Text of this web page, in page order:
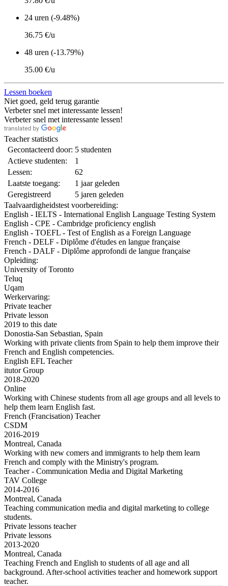
24 uren (-9.48%)
36.75 €/u
48 uren (-13.79%)
35.00 €/u
Lessen boeken
Niet goed, geld terug garantie
Verbeter snel met interessante lessen!
Verbeter snel met interessante lessen!
Teacher statistics
Gecontacteerd door: 5 studenten
Actieve studenten:
1
Lessen:
62
Laatste toegang:
1 jaar geleden
Geregistreerd
5 jaren geleden
Taalvaardigheidstest voorbereiding:
English - IELTS - International English Language Testing System
English - CPE - Cambridge proficiency english
English - TOEFL - Test of English as a Foreign Language
French - DELF - Diplôme d'études en langue française
French - DALF - Diplôme approfondi de langue française
Opleiding:
University of Toronto
Teluq
Uqam
Werkervaring:
Private teacher
Private lesson
2019 to this date
Donostia-San Sebastian, Spain
Working with private clients from Spain to help them improve their
French and English competencies.
English EFL Teacher
itutor Group
2018-2020
Online
Working with Chinese students from all age groups and all levels to
help them learn English fast.
French (Francisation) Teacher
CSDM
2016-2019
Montreal, Canada
Working with new comers and immigrants to help them learn
French and comply with the Ministry's program.
Teacher - Communication Media and Digital Marketing
TAV College
2014-2016
Montreal, Canada
Teaching communication media and digital marketing to college
students.
Private lessons teacher
Private lessons
2013-2020
Montreal, Canada
Teaching French and English to students of all age and all
background. After-school activities teacher and homework support
teacher.